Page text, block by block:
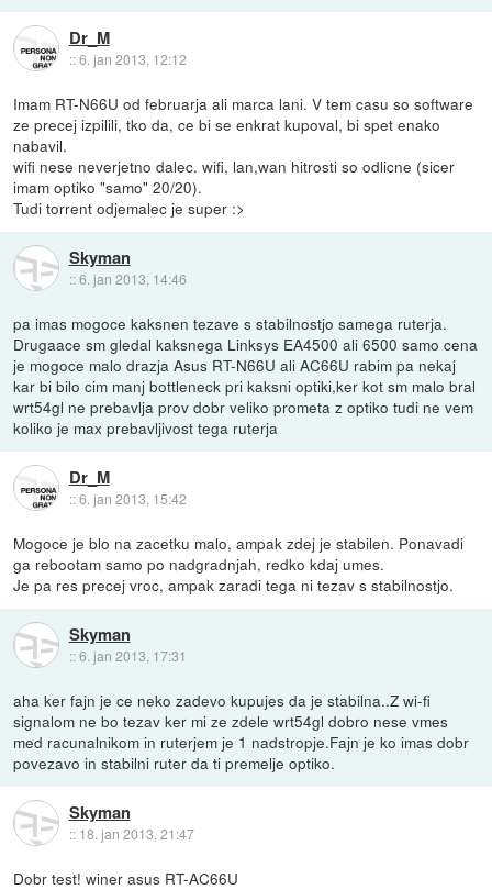
Dr_M
::6. jan 2013, 12:12
Imam RT-N66U od februarja ali marca lani. V tem casu so software
ze precej izpilili, tko da, ce bi se enkrat kupoval, bi spet enako
nabavil.
wifi nese neverjetno dalec. wifi, lan,wan hitrosti so odlicne (sicer
imam optiko "samo" 20/20).
Tudi torrent odjemalec je super :>
Skyman
::6. jan 2013, 14:46
pa imas mogoce kaksnen tezave s stabilnostjo samega ruterja.
Drugaace sm gledal kaksnega Linksys EA4500 ali 6500 samo cena
je mogoce malo drazja Asus RT-N66U ali AC66U rabim pa nekaj
kar bi bilo cim manj bottleneck pri kaksni optiki,ker kot sm malo bral
wrt54gl ne prebavlja prov dobr veliko prometa z optiko tudi ne vem
koliko je max prebavljivost tega ruterja
Dr_M
::6. jan 2013, 15:42
Mogoce je blo na zacetku malo, ampak zdej je stabilen. Ponavadi
ga rebootam samo po nadgradnjah, redko kdaj umes.
Je pa res precej vroc, ampak zaradi tega ni tezav s stabilnostjo.
Skyman
::6. jan 2013, 17:31
aha ker fajn je ce neko zadevo kupujes da je stabilna..Z wi-fi
signalom ne bo tezav ker mi ze zdele wrt54gl dobro nese vmes
med racunalnikom in ruterjem je 1 nadstropje.Fajn je ko imas dobr
povezavo in stabilni ruter da ti premelje optiko.
Skyman
:: 18. jan 2013, 21:47
Dobr test! winer asus RT-AC66U